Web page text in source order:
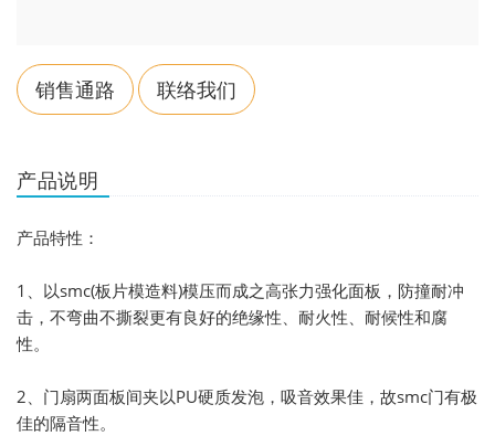
销售通路 联络我们
产品说明
产品特性：
1、以smc(板片模造料)模压而成之高张力强化面板，防撞耐冲
击，不弯曲不撕裂更有良好的绝缘性、耐火性、耐候性和腐
性。
2、门扇两面板间夹以PU硬质发泡，吸音效果佳，故smc门有极
佳的隔音性。